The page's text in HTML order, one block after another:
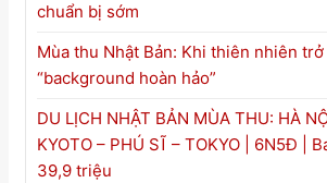
chuẩn bị sớm
Mùa thu Nhật Bản: Khi thiên nhiên
“background hoàn hảo”
DU LỊCH NHẬT BẢN MÙA THU: HÀ
KYOTO – PHÚ SĨ – TOKYO | 6N5Đ |
39,9 triệu